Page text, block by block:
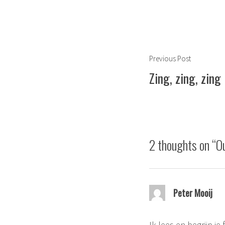
Berichtnavigatie
Previous PostPrevious
post:
Zing, zing, zing
2 thoughts on “
Peter Mooij